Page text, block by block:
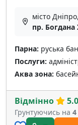
місто
пр.
Парна: руська
Послуги:
Аква зона:
Відмінно 5.0
Грунтуючись на 4